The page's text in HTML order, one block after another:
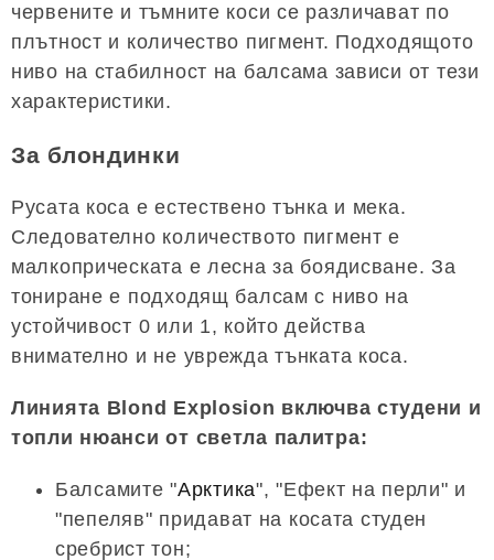
червените и тъмните коси се различават по
плътност и количество пигмент. Подходящото
ниво на стабилност на балсама зависи от тези
характеристики.
За блондинки
Русата коса е естествено тънка и мека.
Следователно количеството пигмент е
малкоприческата е лесна за боядисване. За
тониране е подходящ балсам с ниво на
устойчивост 0 или 1, който действа
внимателно и не уврежда тънката коса.
Линията Blond Explosion включва студени и
топли нюанси от светла палитра:
Балсамите "Арктика", "Ефект на перли" и
"пепеляв" придават на косата студен
сребрист тон;